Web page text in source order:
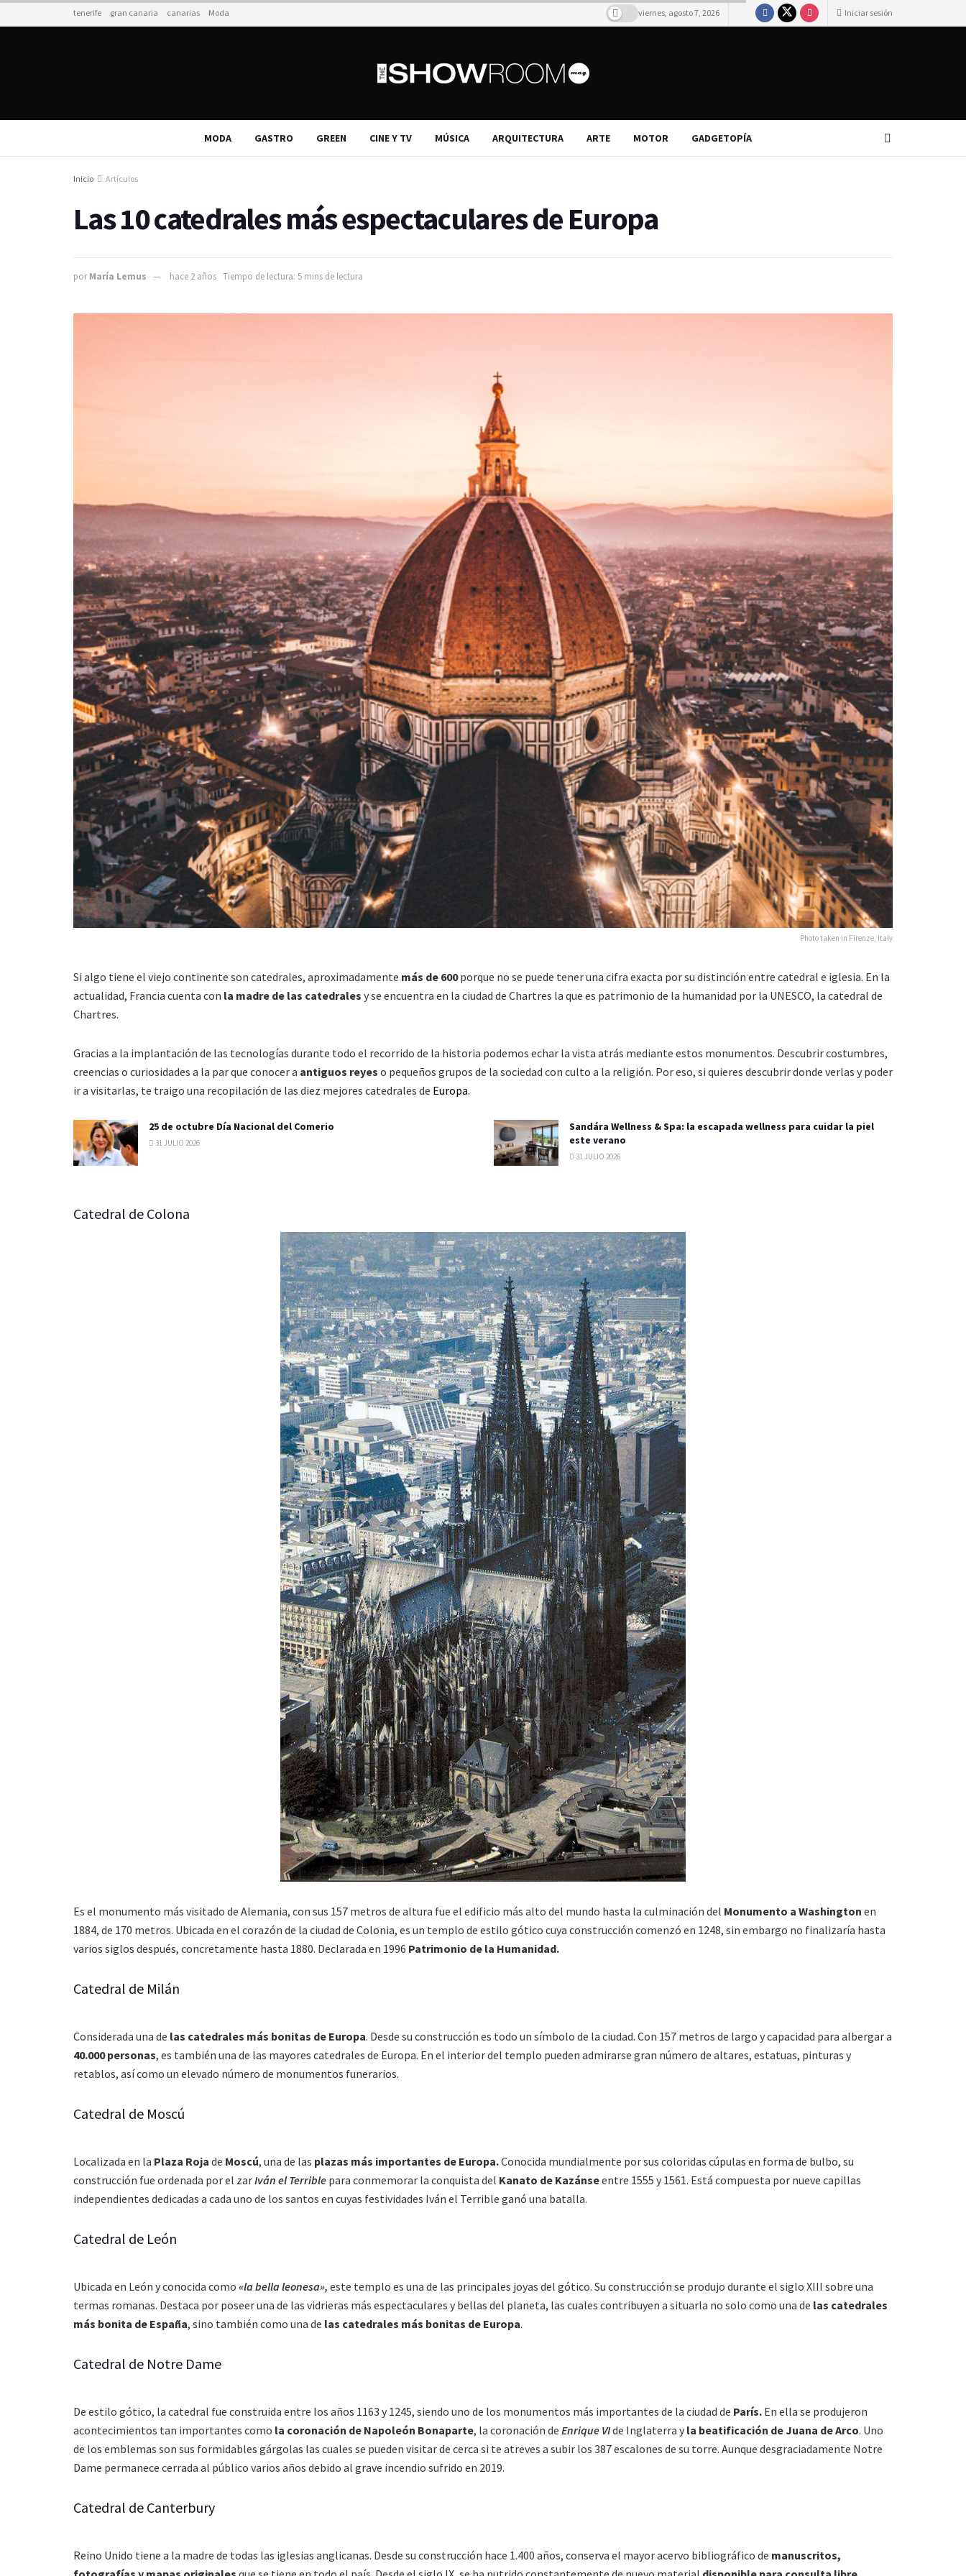
tenerife gran canaria canarias Moda viernes, agosto 7, 2026 Iniciar sesión
MODA GASTRO GREEN CINE Y TV MÚSICA ARQUITECTURA ARTE MOTOR GADGETOPÍA
Inicio Artículos
Las 10 catedrales más espectaculares de Europa
por María Lemus hace 2 años Tiempo de lectura: 5 mins de lectura
Photo taken in Firenze, Italy
Si algo tiene el viejo continente son catedrales, aproximadamente más de 600porque no se puede tener una cifra exacta por su distinción entre catedral e iglesia. En la
actualidad, Francia cuenta con la madre de las catedrales y se encuentra en la ciudad de Chartres la que es patrimonio de la humanidad por la UNESCO, la catedral de
Chartres.
Gracias a la implantación de las tecnologías durante todo el recorrido de la historia podemos echar la vista atrás mediante estos monumentos. Descubrir costumbres,
creencias o curiosidades a la par que conocer a antiguos reyes o pequeños grupos de la sociedad con culto a la religión. Por eso, si quieres descubrir donde verlas y poder
ir a visitarlas, te traigo una recopilación de las diez mejores catedrales de Europa.
25 de octubre Día Nacional del Comerio
31 JULIO 2026
Sandára Wellness & Spa: la escapada wellness para cuidar la piel
este verano
31 JULIO 2026
Catedral de Colona
Es el monumento más visitado de Alemania, con sus 157 metros de altura fue el edificio más alto del mundo hasta la culminación del Monumento a Washington en
1884, de 170 metros. Ubicada en el corazón de la ciudad de Colonia, es un templo de estilo gótico cuya construcción comenzó en 1248, sin embargo no finalizaría hasta
varios siglos después, concretamente hasta 1880. Declarada en 1996 Patrimonio de la Humanidad.
Catedral de Milán
Considerada una de las catedrales más bonitas de Europa. Desde su construcción es todo un símbolo de la ciudad. Con 157 metros de largo y capacidad para albergar a
40.000 personas, es también una de las mayores catedrales de Europa. En el interior del templo pueden admirarse gran número de altares, estatuas, pinturas y
retablos, así como un elevado número de monumentos funerarios.
Catedral de Moscú
Localizada en la Plaza Roja de Moscú, una de las plazas más importantes de Europa.Conocida mundialmente por sus coloridas cúpulas en forma de bulbo, su
construcción fue ordenada por el zarIván el Terrible para conmemorar la conquista del Kanato de Kazánseentre 1555 y 1561. Está compuesta por nueve capillas
independientes dedicadas a cada uno de los santos en cuyas festividades Iván el Terrible ganó una batalla.
Catedral de León
Ubicada en León y conocida como «la bella leonesa», este templo es una de las principales joyas del gótico. Su construcción se produjo durante el siglo XIII sobre una
termas romanas. Destaca por poseer una de las vidrieras más espectaculares y bellas del planeta, las cuales contribuyen a situarla no solo como una de las catedrales
más bonita de España, sino también como una de las catedrales más bonitas de Europa.
Catedral de Notre Dame
De estilo gótico, la catedral fue construida entre los años 1163 y 1245, siendo uno de los monumentos más importantes de la ciudad de París. En ella se produjeron
acontecimientos tan importantes como la coronación de Napoleón Bonaparte, la coronación de Enrique VIde Inglaterra y la beatificación de Juana de Arco. Uno
de los emblemas son sus formidables gárgolas las cuales se pueden visitar de cerca si te atreves a subir los 387 escalones de su torre. Aunque desgraciadamente Notre
Dame permanece cerrada al público varios años debido al grave incendio sufrido en 2019.
Catedral de Canterbury
Reino Unido tiene a la madre de todas las iglesias anglicanas. Desde su construcción hace 1.400 años, conserva el mayor acervo bibliográfico de manuscritos,